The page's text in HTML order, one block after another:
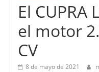
El
el motor
CV
8 de mayo de 2021